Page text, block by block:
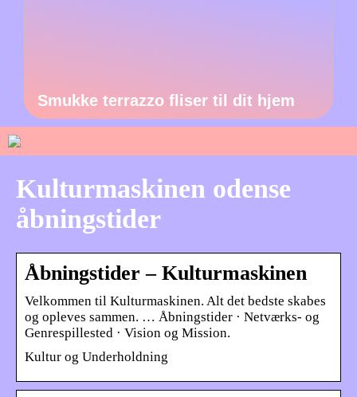
Smukke terrazzo fliser til dit hjem
Kulturmaskinen odense
åbningstider
Åbningstider – Kulturmaskinen
Velkommen til Kulturmaskinen. Alt det bedste skabes
og opleves sammen. … Åbningstider · Netværks- og
Genrespillested · Vision og Mission.
Kultur og Underholdning